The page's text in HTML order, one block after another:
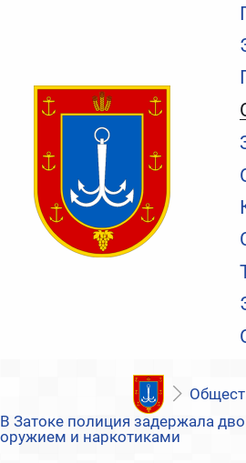
В Затоке полиция задержала
оружием и наркотиками